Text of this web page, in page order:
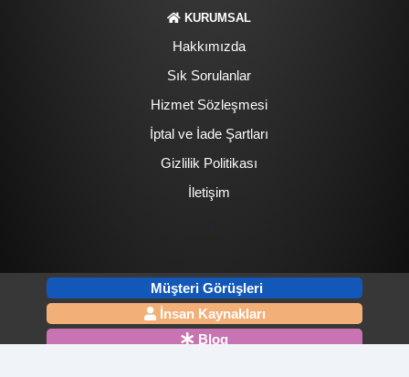
KURUMSAL
Hakkımızda
Sık Sorulanlar
Hizmet Sözleşmesi
İptal ve İade Şartları
Gizlilik Politikası
İletişim
.
Müşteri Görüşleri
İnsan Kaynakları
Blog